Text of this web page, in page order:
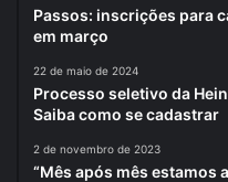
Passos: inscrições para
em março
22 de maio de 2024
Processo seletivo da
Saiba como se cadastrar
2 de novembro de 2023
“Mês após mês estamos